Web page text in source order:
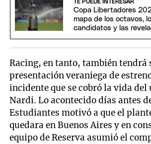
TE PUEDE INTERESAR
Copa Libertadores
mapa de los octavos,
candidatos y las
Racing, en tanto, también tendrá
presentación veraniega de
incidente que se cobró la vida del
Nardi. Lo acontecido días antes
Estudiantes motivó a que el
quedara en Buenos Aires y en
equipo de Reserva asumió el